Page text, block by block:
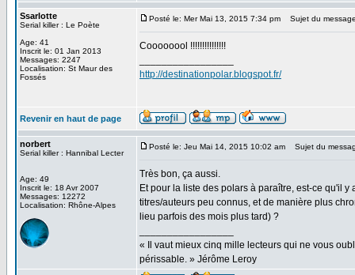
Ssarlotte
Serial killer : Le Poète
Age: 41
Inscrit le: 01 Jan 2013
Messages: 2247
Localisation: St Maur des
Fossés
Posté le: Mer Mai 13, 2015 7:34 pm Sujet du
Coooooool !!!!!!!!!!!!!!!
http://destinationpolar.blogspot.fr/
Revenir en haut de page
norbert
Serial killer : Hannibal Lecter
Age: 49
Inscrit le: 18 Avr 2007
Messages: 12272
Localisation: Rhône-Alpes
Posté le: Jeu Mai 14, 2015 10:02 am Sujet du
Très bon, ça aussi.
Et pour la liste des polars à paraître, est-ce qu'il
titres/auteurs peu connus, et de manière plus
lieu parfois des mois plus tard) ?
« Il vaut mieux cinq mille lecteurs qui ne vous
périssable. » Jérôme Leroy